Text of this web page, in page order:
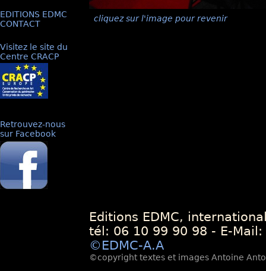
EDITIONS EDMC
CONTACT
Visitez le site du
Centre CRACP
Retrouvez-nous
sur Facebook
cliquez sur l'image pour revenir
Editions EDMC,
tél: 06 10 99 90 98 - E-Mail:
©EDMC-A.A
©copyright textes et images Antoine